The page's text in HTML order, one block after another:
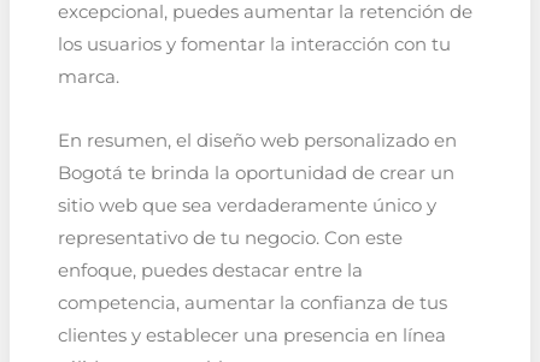
excepcional, puedes aumentar la retención de
los usuarios y fomentar la interacción con tu
marca.
En resumen, el diseño web personalizado en
Bogotá te brinda la oportunidad de crear un
sitio web que sea verdaderamente único y
representativo de tu negocio. Con este
enfoque, puedes destacar entre la
competencia, aumentar la confianza de tus
clientes y establecer una presencia en línea